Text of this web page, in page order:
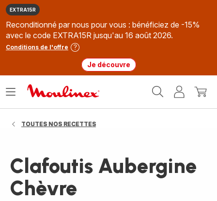
EXTRA15R
Reconditionné par nous pour vous : bénéficiez de -15%
avec le code EXTRA15R jusqu'au 16 août 2026.
Conditions de l'offre
Je découvre
MonMon
Ouvrir
TOUTES NOS RECETTES
Clafoutis Aubergine
Chèvre